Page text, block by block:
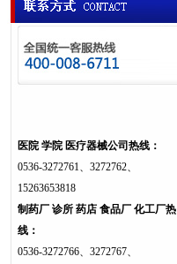
医院 学院 医疗器械公司热线：
0536-3272761、3272762、
15263653818
制药厂 诊所 药店 食品厂 化工厂热
线：
0536-3272766、3272767、